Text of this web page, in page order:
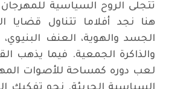
تتجلى الروح السياسية
هنا نجد أفلاما تتناول قضايا
الجسد والهوية، العنف البنيوي،
والذاكرة الجمعية. فيما يذهب
لعب دوره كمساحة للأصوات